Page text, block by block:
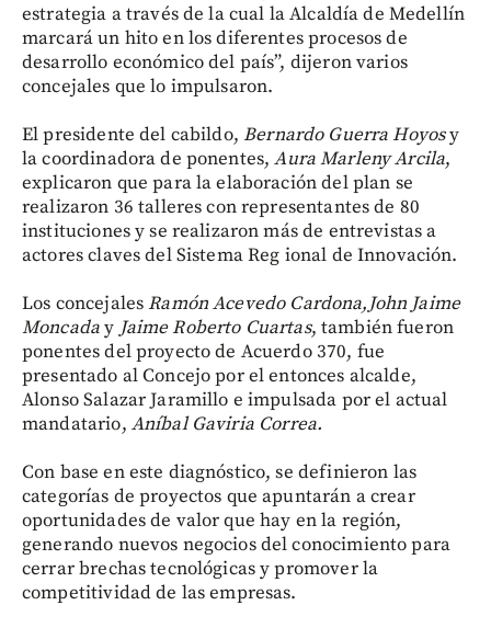
estrategia a través de la cual la Alcaldía de Medellín
marcará un hito en los diferentes procesos de
desarrollo económico del país”, dijeron varios
concejales que lo impulsaron.
El presidente del cabildo,Bernardo Guerra Hoyosy
la coordinadora de ponentes,Aura Marleny Arcila,
explicaron que para la elaboración del plan se
realizaron 36 talleres con representantes de 80
instituciones y se realizaron más de entrevistas a
actores claves del Sistema Reg ional de Innovación.
Los concejalesRamón Acevedo Cardona,John Jaime
Moncaday Jaime Roberto Cuartas, también fueron
ponentes del proyecto de Acuerdo 370, fue
presentado al Concejo por el entonces alcalde,
Alonso Salazar Jaramillo e impulsada por el actual
mandatario, Aníbal Gaviria Correa.
Con base en este diagnóstico, se definieron las
categorías de proyectos que apuntarán a crear
oportunidades de valor que hay en la región,
generando nuevos negocios del conocimiento para
cerrar brechas tecnológicas y promover la
competitividad de las empresas.